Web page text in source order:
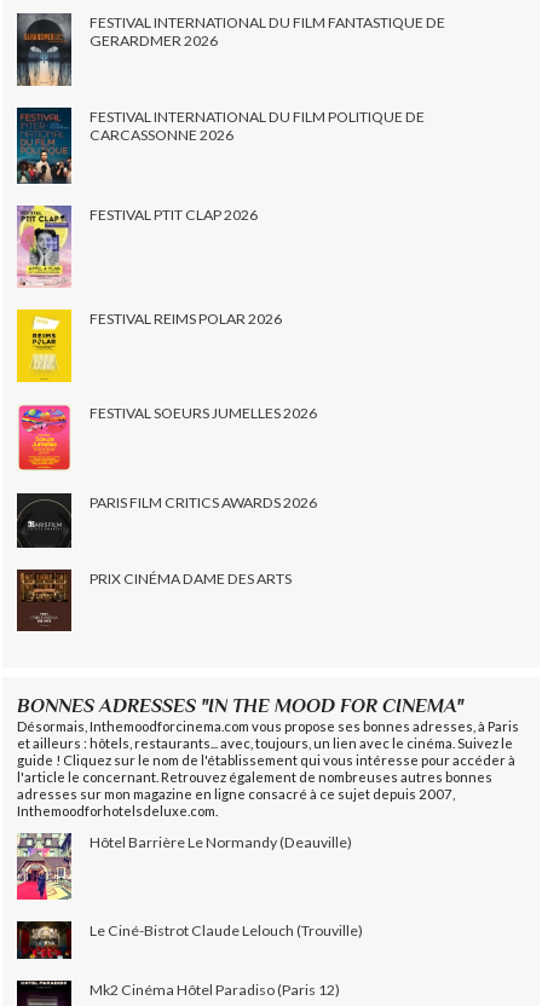
FESTIVAL INTERNATIONAL DU FILM FANTASTIQUE DE
GERARDMER 2026
FESTIVAL INTERNATIONAL DU FILM POLITIQUE DE
CARCASSONNE 2026
FESTIVAL PTIT CLAP 2026
FESTIVAL REIMS POLAR 2026
FESTIVAL SOEURS JUMELLES 2026
PARIS FILM CRITICS AWARDS 2026
PRIX CINÉMA DAME DES ARTS
BONNES ADRESSES "IN THE MOOD FOR CINEMA"
Désormais, Inthemoodforcinema.com vous propose ses bonnes adresses, à Paris
et ailleurs : hôtels, restaurants... avec, toujours, un lien avec le cinéma. Suivez le
guide ! Cliquez sur le nom de l'établissement qui vous intéresse pour accéder à
l'article le concernant. Retrouvez également de nombreuses autres bonnes
adresses sur mon magazine en ligne consacré à ce sujet depuis 2007,
Inthemoodforhotelsdeluxe.com.
Hôtel Barrière Le Normandy (Deauville)
Le Ciné-Bistrot Claude Lelouch (Trouville)
Mk2 Cinéma Hôtel Paradiso (Paris 12)